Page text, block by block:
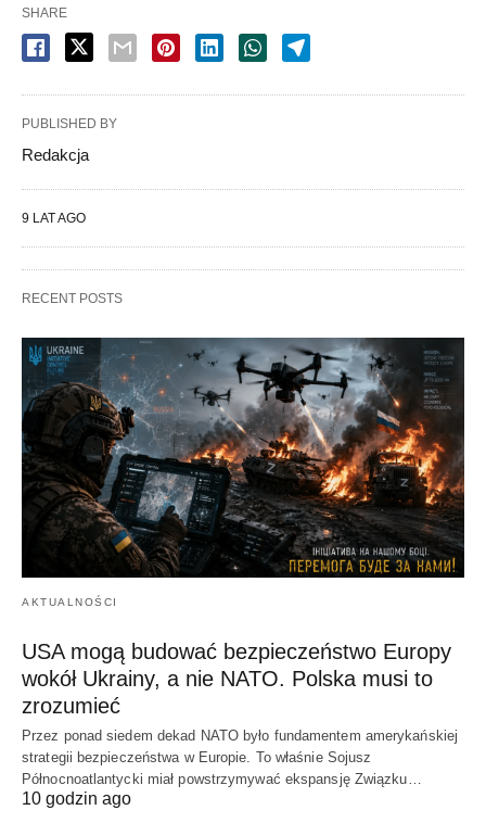
SHARE
PUBLISHED BY
Redakcja
9 LAT AGO
RECENT POSTS
AKTUALNOŚCI
USA mogą budować bezpieczeństwo Europy
wokół Ukrainy, a nie NATO. Polska musi to
zrozumieć
Przez ponad siedem dekad NATO było fundamentem amerykańskiej
strategii bezpieczeństwa w Europie. To właśnie Sojusz
Północnoatlantycki miał powstrzymywać ekspansję Związku…
10 godzin ago